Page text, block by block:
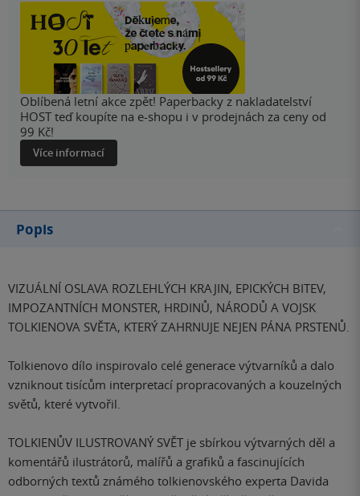
Oblíbená letní akce zpět! Paperbacky z nakladatelství
HOST teď koupíte na e-shopu i v prodejnách za ceny od
99 Kč!
Více informací
Popis
VIZUÁLNÍ OSLAVA ROZLEHLÝCH KRAJIN, EPICKÝCH BITEV,
IMPOZANTNÍCH MONSTER, HRDINŮ, NÁRODŮ A VOJSK
TOLKIENOVA SVĚTA, KTERÝ ZAHRNUJE NEJEN PÁNA PRSTENŮ.
Tolkienovo dílo inspirovalo celé generace výtvarníků a dalo
vzniknout tisícům interpretací propracovaných a kouzelných
světů, které vytvořil.
TOLKIENŮV ILUSTROVANÝ SVĚT je sbírkou výtvarných děl a
komentářů ilustrátorů, malířů a grafiků a fascinujících
odborných textů známého tolkienovského experta Davida